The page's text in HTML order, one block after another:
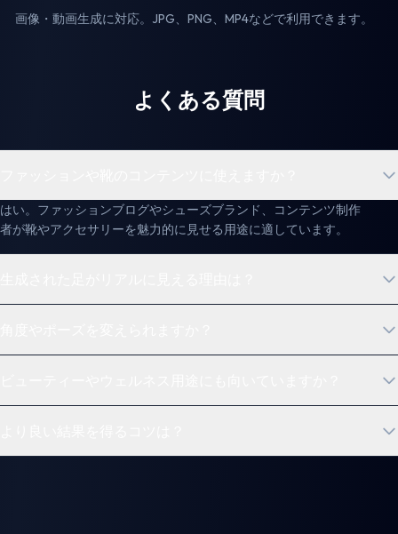
画像・動画生成に対応。JPG、PNG、MP4などで利用できます。
よくある質問
はい。ファッションブログやシューズブランド、コンテンツ制作
者が靴やアクセサリーを魅力的に見せる用途に適しています。